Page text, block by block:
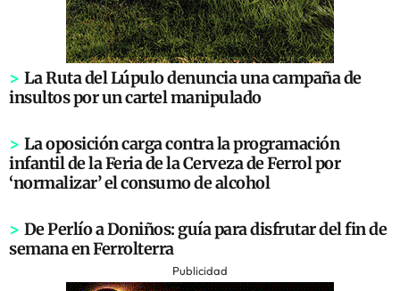
> La Ruta del Lúpulo denuncia una campaña de
insultos por un cartel manipulado
> La oposición carga contra la programación
infantil de la Feria de la Cerveza de Ferrol por
‘normalizar’ el consumo de alcohol
> De Perlío a Doniños: guía para disfrutar del fin de
semana en Ferrolterra
Publicidad